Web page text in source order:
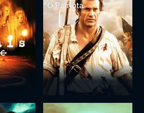
O Patriota